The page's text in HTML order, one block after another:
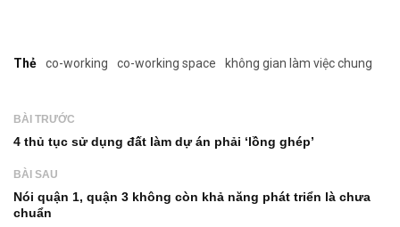
Thẻ co-working co-working space không gian làm việc chung
BÀI TRƯỚC
4 thủ tục sử dụng đất làm dự án phải ‘lồng ghép’
BÀI SAU
Nói quận 1, quận 3 không còn khả năng phát triển là chưa
chuẩn